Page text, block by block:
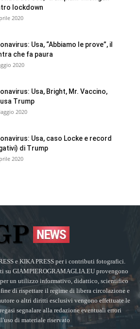
lockdown
2020
Usa, “Abbiamo le prove”, il
che fa paura
2020
Usa, Bright, Mr. Vaccino,
Trump
2020
Usa, caso Locke e record
di Trump
2020
e KIKA PRESS per i contributi fotografici.
su GIAMPIEROGRAMAGLIA.EU provengono
per un utilizzo informativo, didattico, scientifico
di rispettare il regime di libera circolazione e
o altri diritti esclusivi vengono effettuate le
segnalare alla redazione eventuali errori
di materiale riservato